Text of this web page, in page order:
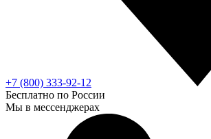
+7 (800) 333-92-12
Бесплатно по России
Мы в мессенджерах